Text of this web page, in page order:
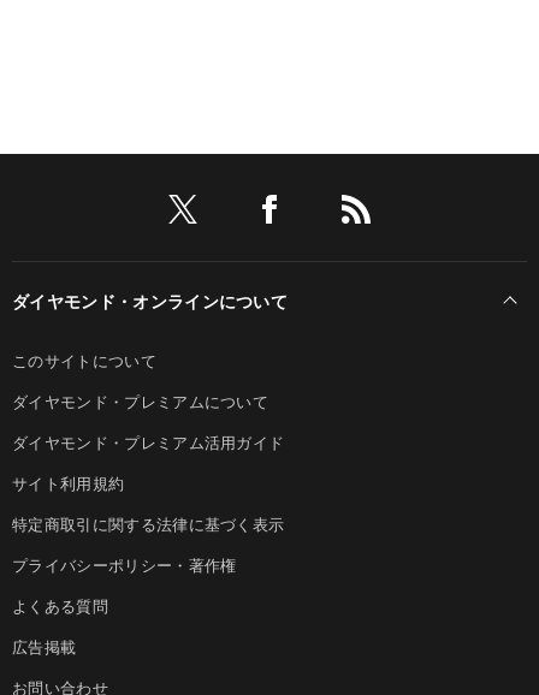
ダイヤモンド・オンラインについて
このサイトについて
ダイヤモンド・プレミアムについて
ダイヤモンド・プレミアム活用ガイド
サイト利用規約
特定商取引に関する法律に基づく表示
プライバシーポリシー・著作権
よくある質問
広告掲載
お問い合わせ